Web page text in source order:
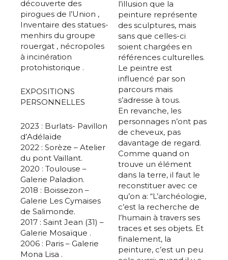
découverte des
pirogues de l’Union ,
Inventaire des statues-
menhirs du groupe
rouergat , nécropoles
à incinération
protohistorique .
EXPOSITIONS
PERSONNELLES
2023 : Burlats- Pavillon
d’Adélaïde
2022 : Sorèze – Atelier
du pont Vaillant.
2020 : Toulouse –
Galerie Paladion.
2018 : Boissezon –
Galerie Les Cymaises
de Salimonde.
2017 : Saint Jean (31) –
Galerie Mosaïque .
2006 : Paris – Galerie
Mona Lisa .
l’illusion que la
peinture représente
des sculptures, mais
sans que celles-ci
soient chargées en
références culturelles.
Le peintre est
influencé par son
parcours mais
s’adresse à tous.
En revanche, les
personnages n’ont pas
de cheveux, pas
davantage de regard.
Comme quand on
trouve un élément
dans la terre, il faut le
reconstituer avec ce
qu’on a: “L’archéologie,
c’est la recherche de
l’humain à travers ses
traces et ses objets. Et
finalement, la
peinture, c’est un peu